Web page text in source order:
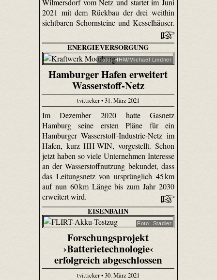
Wilmersdorf vom Netz und startet im Juni
2021 mit dem Rückbau der drei weithin
sichtbaren Schornsteine und Kesselhäuser.
ENERGIEVERSORGUNG
Foto: HHM/Michael Lindner
Hamburger Hafen erweitert
Wasserstoff-Netz
tvi.ticker • 31. März 2021
Im Dezember 2020 hatte Gasnetz
Hamburg seine ersten Pläne für ein
Hamburger Wasserstoff-Industrie-Netz im
Hafen, kurz HH-WIN, vorgestellt. Schon
jetzt haben so viele Unternehmen Interesse
an der Wasserstoffnutzung bekundet, dass
das Leitungsnetz von ursprünglich 45 km
auf nun 60 km Länge bis zum Jahr 2030
erweitert wird.
EISENBAHN
Foto: Stadler
Forschungsprojekt
›Batterietechnologie‹
erfolgreich abgeschlossen
tvi.ticker • 30. März 2021